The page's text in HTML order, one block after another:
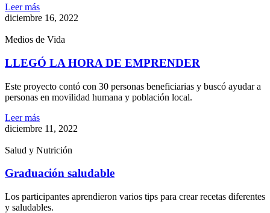
Leer más
diciembre 16, 2022
Medios de Vida
LLEGÓ LA HORA DE EMPRENDER
Este proyecto contó con 30 personas beneficiarias y buscó ayudar a
personas en movilidad humana y población local.
Leer más
diciembre 11, 2022
Salud y Nutrición
Graduación saludable
Los participantes aprendieron varios tips para crear recetas diferentes
y saludables.